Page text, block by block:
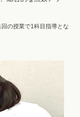
の授業で1科目指導とな